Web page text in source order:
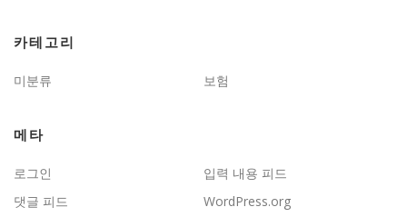
카테고리
미분류 보험
메타
로그인
입력 내용 피드
댓글 피드
WordPress.org